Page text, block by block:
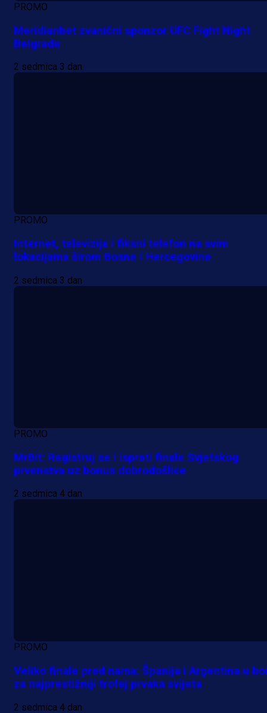
PROMO
Meridianbet zvanični sponzor UFC Fight Night
Belgrade
2 sedmica 3 dan
PROMO
Internet, televizija i fiksni telefon na svim
lokacijama širom Bosne i Hercegovine
2 sedmica 3 dan
PROMO
MrBit: Registruj se i isprati finale Svjetskog
prvenstva uz bonus dobrodošlice
2 sedmica 4 dan
PROMO
Veliko finale pred nama: Španija i Argentina u
za najprestižniji trofej prvaka svijeta
2 sedmica 4 dan